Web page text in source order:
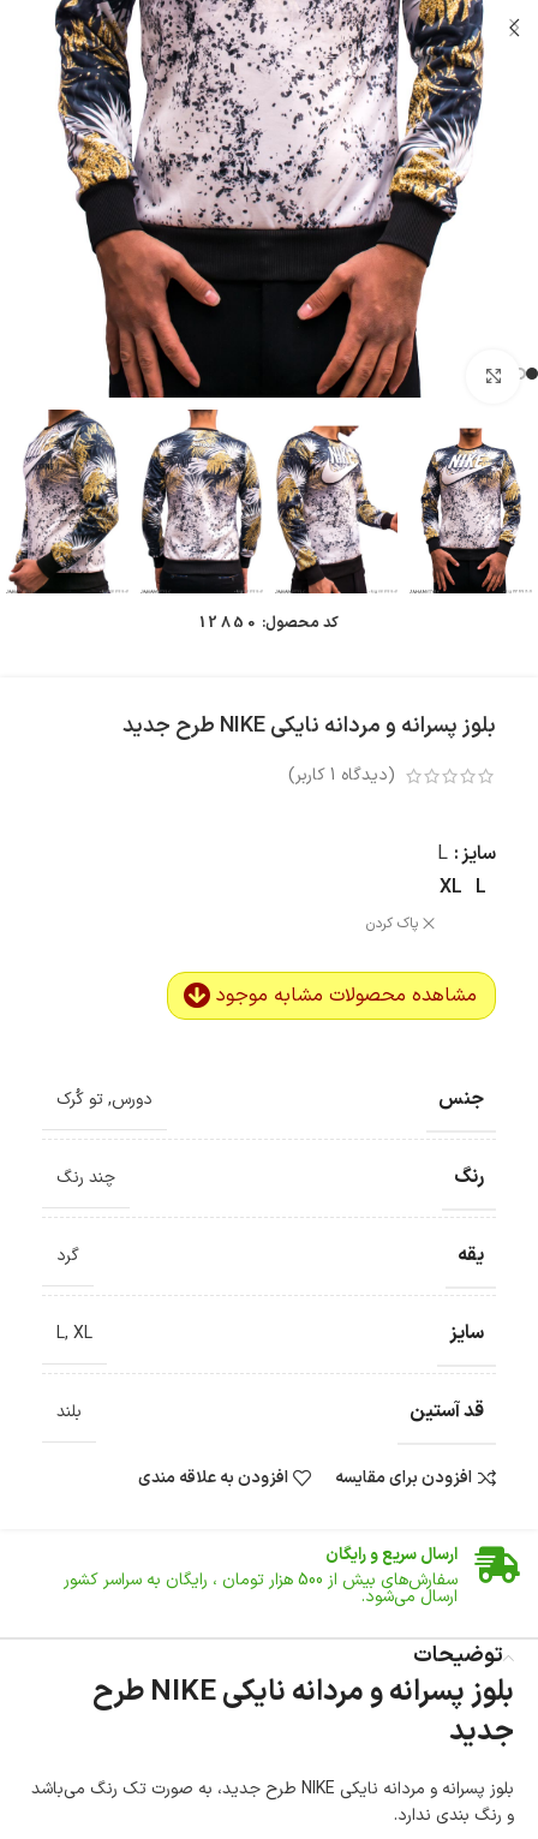
بزرگنمایی تصویر
کد محصول: 12850
بلوز پسرانه و مردانه نایکی NIKE طرح جدید
(دیدگاه 1کاربر)
سایز L
L
XL
پاک کردن
مشاهده محصولات مشابه موجود
جنس دورس,تو کُرک
رنگ چند رنگ
یقه گرد
سایز L, XL
قد آستین بلند
افزودن برای مقایسه افزودن به علاقه مندی
ضمانت اصالت کالا
ارسال سریع و رایگان
سفارش‌های بیش از 500 هزار تومان ، رایگان به سراسر کشور
ارسال می‌شود.
تا 14 روز پس از تحویل کالا می‌توانید آن را برگشت دهید.
امکان پرداخت در محل
در هنگام خرید محصول، امکان انتخاب پرداخت در محل
وجود دارد.
خرید اقساطی با شرایط آسان و بدون ضامن امکان‌پذیر
است.
توضیحات
بلوز پسرانه و مردانه نایکی NIKE طرح
جدید
بلوز پسرانه و مردانه نایکی NIKE طرح جدید، به صورت تک رنگ می‌باشد
و رنگ بندی ندارد.